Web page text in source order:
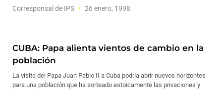
Corresponsal de IPS 26 enero, 1998
CUBA: Papa alienta vientos de cambio en la
población
La visita del Papa Juan Pablo II a Cuba podría abrir nuevos horizontes
para una población que ha sorteado estoicamente las privaciones y